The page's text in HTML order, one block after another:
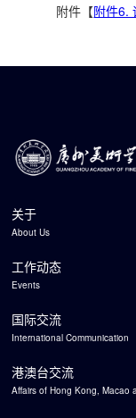
附件【附件6.
关于
About Us
工作动态
Events
国际交流
International Communication
港澳台交流
Affairs of Hong Kong, Macao